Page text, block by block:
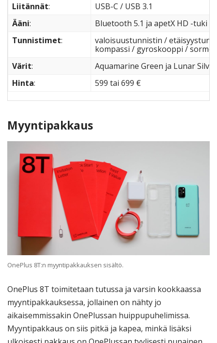
Liitännät:
USB-C / USB 3.1
Ääni:
Bluetooth 5.1 ja apetX HD -tuki
Tunnistimet:
valoisuustunnistin /
kompassi / gyroskooppi /
Värit:
Aquamarine Green ja Lunar Silver
Hinta: 599 tai 699 €
Myyntipakkaus
OnePlus 8T:n myyntipakkauksen sisältö.
OnePlus 8T toimitetaan tutussa ja varsin kookkaassa
myyntipakkauksessa, jollainen on nähty jo
aikaisemmissakin OnePlussan huippupuhelimissa.
Myyntipakkaus on siis pitkä ja kapea, minkä lisäksi